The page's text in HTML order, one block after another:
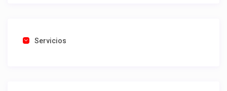
Servicios